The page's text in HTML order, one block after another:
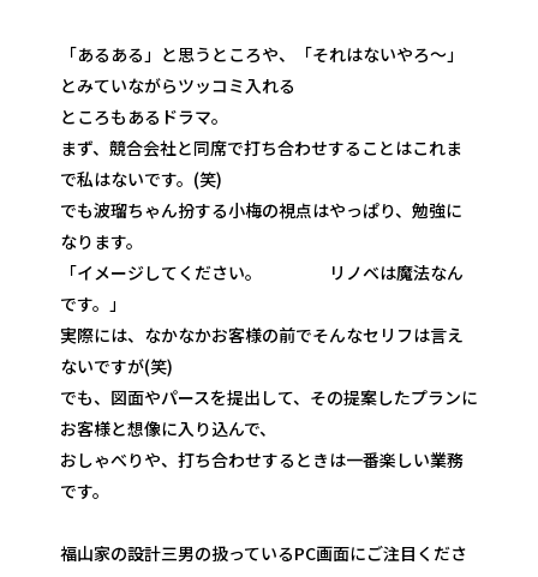
「あるある」と思うところや、「それはないやろ～」
とみていながらツッコミ入れる
ところもあるドラマ。
まず、競合会社と同席で打ち合わせすることはこれま
で私はないです。(笑)
でも波瑠ちゃん扮する小梅の視点はやっぱり、勉強に
なります。
「イメージしてください。 リノベは魔法なん
です。」
実際には、なかなかお客様の前でそんなセリフは言え
ないですが(笑)
でも、図面やパースを提出して、その提案したプランに
お客様と想像に入り込んで、
おしゃべりや、打ち合わせするときは一番楽しい業務
です。
福山家の設計三男の扱っているPC画面にご注目くださ